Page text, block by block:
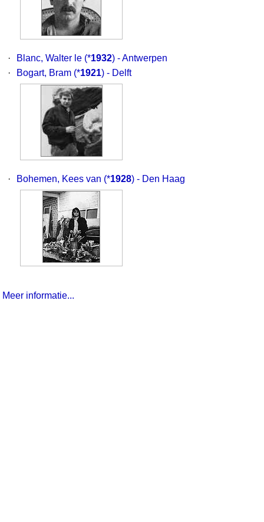
· Blanc, Walter le (*1932) - Antwerpen
·
Bogart, Bram (*1921) - Delft
· Bohemen, Kees van (*1928) - Den Haag
Meer informatie...